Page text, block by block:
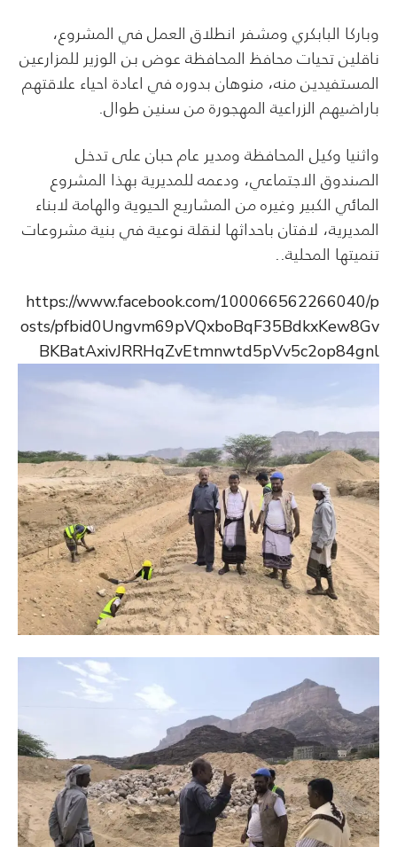
وباركا البابكري ومشفر انطلاق العمل في المشروع،
ناقلين تحيات محافظ المحافظة عوض بن الوزير للمزارعين
المستفيدين منه، منوهان بدوره في اعادة احياء علاقتهم
باراضيهم الزراعية المهجورة من سنين طوال.
واثنيا وكيل المحافظة ومدير عام حبان على تدخل
الصندوق الاجتماعي، ودعمه للمديرية بهذا المشروع
المائي الكبير وغيره من المشاريع الحيوية والهامة لابناء
المديرية، لافتان باحداثها لنقلة نوعية في بنية مشروعات
تنميتها المحلية..
https://www.facebook.com/100066562266040/p
osts/pfbid0Ungvm69pVQxboBqF35BdkxKew8Gv
BKBatAxivJRRHqZvEtmnwtd5pVv5c2op84gnl